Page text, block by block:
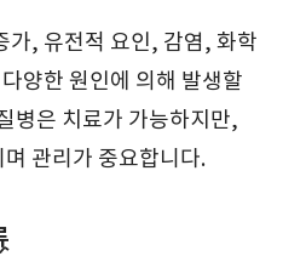
가, 유전적 요인, 감염, 화학
양한 원인에 의해 발생할
병은 치료가 가능하지만,
관리가 중요합니다.